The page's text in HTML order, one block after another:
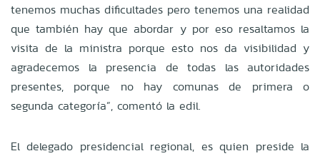
tenemos muchas dificultades pero tenemos una realidad
que también hay que abordar y por eso resaltamos la
visita de la ministra porque esto nos da visibilidad y
agradecemos la presencia de todas las autoridades
presentes, porque no hay comunas de primera o
segunda categoría”, comentó la edil.
El delegado presidencial regional, es quien preside la